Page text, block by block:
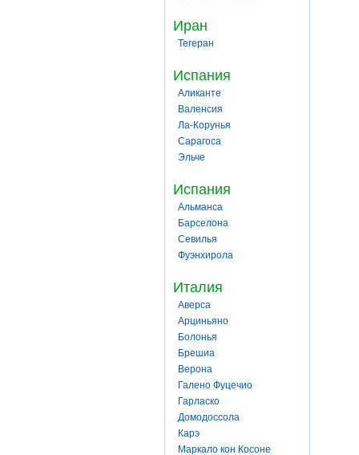
Иран
Тегеран
Испания
Аликанте
Валенсия
Ла-Корунья
Сарагоса
Эльче
Испания
Альманса
Барселона
Севилья
Фуэнхирола
Италия
Аверса
Арциньяно
Болонья
Брешиа
Верона
Галено Фуцечио
Гарласко
Домодоссола
Карэ
Маркало кон Косоне